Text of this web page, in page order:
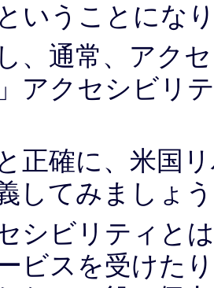
いうことにな
、通常、アク
アクセシビリ
正確に、米国
してみましょ
シビリティと
ビスを受けた